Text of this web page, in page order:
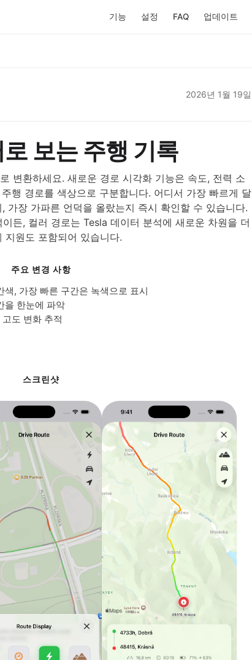
기능 설정 FAQ 업데이트
2026년 1월 19일
보는 주행 기록
변환하세요. 새로운 경로 시각화 기능은 속도, 전력 소
행 경로를 색상으로 구분합니다. 어디서 가장 빠르게 달
가장 가파른 언덕을 올랐는지 즉시 확인할 수 있습니다.
든, 컬러 경로는 Tesla 데이터 분석에 새로운 차원을 더
지원도 포함되어 있습니다.
주요 변경 사항
, 가장 빠른 구간은 녹색으로 표시
을 한눈에 파악
도 변화 추적
스크린샷